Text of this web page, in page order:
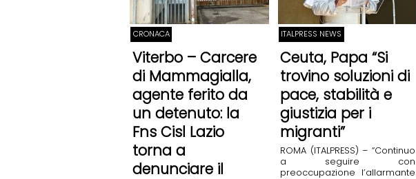
CRONACA
Viterbo – Carcere
di Mammagialla,
agente ferito da
un detenuto: la
Fns Cisl Lazio
torna a
denunciare il
ITALPRESS NEWS
Ceuta, Papa “Si
trovino soluzioni di
pace, stabilità e
giustizia per i
migranti”
ROMA (ITALPRESS) – “Continuo
a seguire con
preoccupazione l’allarmante